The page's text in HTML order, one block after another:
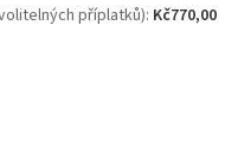
příplatků): Kč770,00